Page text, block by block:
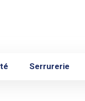
Serrurerie